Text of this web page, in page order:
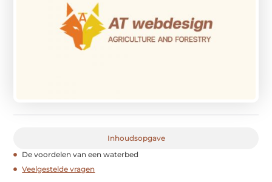
Inhoudsopgave
De voordelen van een waterbed
Veelgestelde vragen